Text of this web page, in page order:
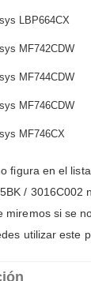
LBP664CX
MF742CDW
MF744CDW
MF746CDW
MF746CX
figura en el
/ 3016C002
miremos si se
utilizar este